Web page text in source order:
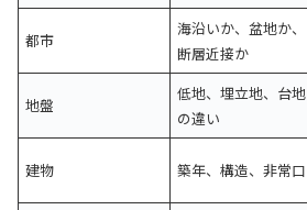
都市
海沿いか、盆地か、
断層近接か
地盤
低地、埋立地、台地
の違い
建物 築年、構造、非常口